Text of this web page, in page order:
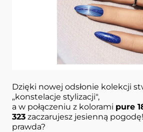
Sposób na jesień? Spójrz w
Tam kryje się nieziemskie
patrzeć w nie zawsze –
w małych buteleczkach.
Sapphire Avior
, naszą nowość z
SPACE MORE & MORE.
Dzięki nowej odsłonie kolekcji
„konstelacje stylizacji",
a w połączeniu z kolorami pure
323 zaczarujesz jesienną pogodę!
prawda?